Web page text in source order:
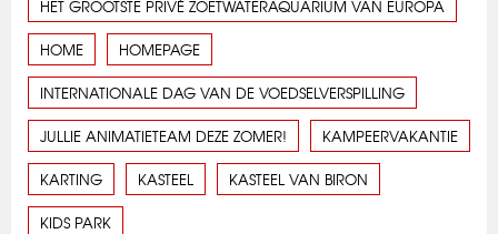
HET GROOTSTE PRIVÉ ZOETWATERAQUARIUM VAN EUROPA
HOME HOMEPAGE
INTERNATIONALE DAG VAN DE VOEDSELVERSPILLING
JULLIE ANIMATIETEAM DEZE ZOMER! KAMPEERVAKANTIE
KARTING KASTEEL KASTEEL VAN BIRON
KIDS PARK